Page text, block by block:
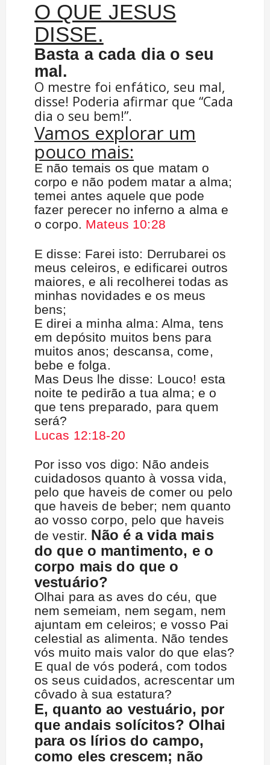
O QUE JESUS
DISSE.
Basta a cada dia o seu
mal.
O mestre foi enfático, seu mal,
disse! Poderia afirmar que “Cada
dia o seu bem!”.
Vamos explorar um
pouco mais:
E não temais os que matam o
corpo e não podem matar a alma;
temei antes aquele que pode
fazer perecer no inferno a alma e
o corpo. Mateus 10:28
E disse: Farei isto: Derrubarei os
meus celeiros, e edificarei outros
maiores, e ali recolherei todas as
minhas novidades e os meus
bens;
E direi a minha alma: Alma, tens
em depósito muitos bens para
muitos anos; descansa, come,
bebe e folga.
Mas Deus lhe disse: Louco! esta
noite te pedirão a tua alma; e o
que tens preparado, para quem
será?
Lucas 12:18-20
Por isso vos digo: Não andeis
cuidadosos quanto à vossa vida,
pelo que haveis de comer ou pelo
que haveis de beber; nem quanto
ao vosso corpo, pelo que haveis
de vestir. Não é a vida mais
do que o mantimento, e o
corpo mais do que o
vestuário?
Olhai para as aves do céu, que
nem semeiam, nem segam, nem
ajuntam em celeiros; e vosso Pai
celestial as alimenta. Não tendes
vós muito mais valor do que elas?
E qual de vós poderá, com todos
os seus cuidados, acrescentar um
côvado à sua estatura?
E, quanto ao vestuário, por
que andais solícitos? Olhai
para os lírios do campo,
como eles crescem; não